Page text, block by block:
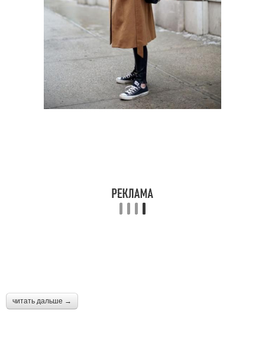
читать дальше →